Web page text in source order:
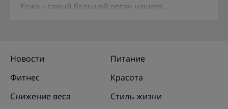
Кожа – самый большой орган нашего...
Новости
Питание
Фитнес
Красота
Снижение веса
Стиль жизни